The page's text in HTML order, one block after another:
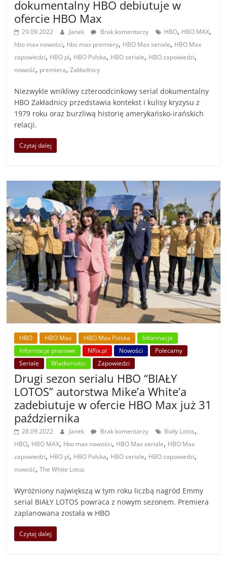
dokumentalny HBO debiutuje w
ofercie HBO Max
29.09.2022 Janek Brak komentarzy HBO, HBO MAX,
hbo max nowości, hbo max premiery, HBO Max seriale, HBO Max
zapowiedzi, HBO pl, HBO Polska, HBO seriale, HBO zapowiedzi,
nowość, premiera,Zakładnicy
Niezwykle wnikliwy czteroodcinkowy serial dokumentalny
HBO Zakładnicy przedstawia kontekst i kulisy kryzysu z
1979 roku oraz burzliwą historię amerykańsko-irańskich
relacji.
Czytaj dalej
HBO HBO Max HBO Max Polska
Informacje
Informacje prasowe
Nflix.pl Nowości
Polecamy
Seriale
Wiadomości Zapowiedzi
Drugi sezon serialu HBO “BIAŁY
LOTOS” autorstwa Mike’a White’a
zadebiutuje w ofercie HBO Max już 31
października
28.09.2022 Janek Brak komentarzy Biały Lotos,
HBO, HBO MAX, hbo max nowości, HBO Max seriale, HBO Max
zapowiedzi, HBO pl, HBO Polska, HBO seriale, HBO zapowiedzi,
nowość,The White Lotus
Wyróżniony największą w tym roku liczbą nagród Emmy
serial BIAŁY LOTOS powraca z nowym sezonem. Premiera
zaplanowana została w HBO
Czytaj dalej